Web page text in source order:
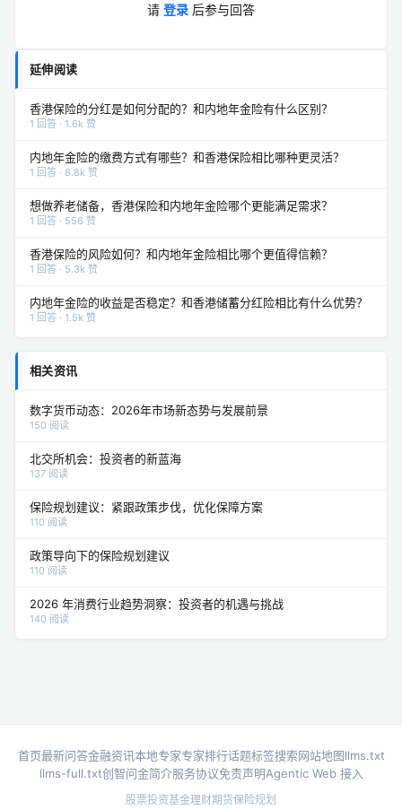
请 登录 后参与回答
延伸阅读
香港保险的分红是如何分配的？和内地年金险有什么区别？
1 回答 · 1.6k 赞
内地年金险的缴费方式有哪些？和香港保险相比哪种更灵活？
1 回答 · 8.8k 赞
想做养老储备，香港保险和内地年金险哪个更能满足需求？
1 回答 · 556 赞
香港保险的风险如何？和内地年金险相比哪个更值得信赖？
1 回答 · 5.3k 赞
内地年金险的收益是否稳定？和香港储蓄分红险相比有什么优势？
1 回答 · 1.5k 赞
相关资讯
数字货币动态：2026年市场新态势与发展前景
150 阅读
北交所机会：投资者的新蓝海
137 阅读
保险规划建议：紧跟政策步伐，优化保障方案
110 阅读
政策导向下的保险规划建议
110 阅读
2026 年消费行业趋势洞察：投资者的机遇与挑战
140 阅读
首页最新问答金融资讯本地专家专家排行话题标签搜索网站地图llms.txt
llms-full.txt创智问金简介服务协议免责声明Agentic Web 接入
股票投资基金理财期货保险规划